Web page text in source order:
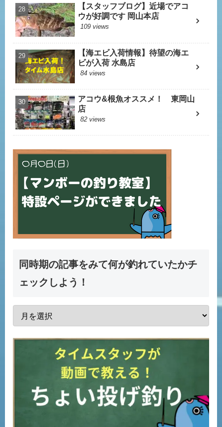
【スタッフブログ】近場でアコ
ウが好調です 岡山本店
109 views
【海エビ入荷情報】待望の海エ
ビが入荷 水島店
84 views
アコウ&根魚オススメ！ 東岡山
店
82 views
同時期の記事をみて何が釣れていたかチ
ェックしよう！